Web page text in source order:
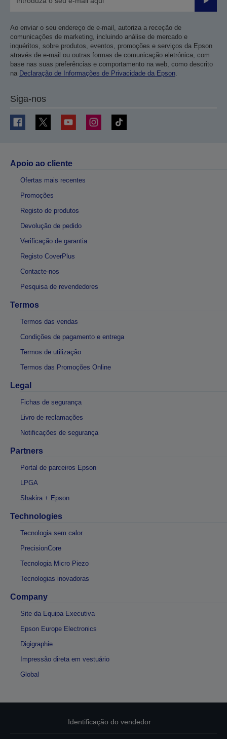
Enviar
Ao enviar o seu endereço de e-mail, autoriza a receção de
comunicações de marketing, incluindo análise de mercado e
inquéritos, sobre produtos, eventos, promoções e serviços da Epson
através de e-mail ou outras formas de comunicação eletrónica, com
base nas suas preferências e comportamento na web, como descrito
na Declaração de Informações de Privacidade da Epson
Siga-nos
Apoio ao cliente
Ofertas mais recentes
Promoções
Registo de produtos
Devolução de pedido
Verificação de garantia
Registo CoverPlus
Contacte-nos
Pesquisa de revendedores
Termos
Termos das vendas
Condições de pagamento e entrega
Termos de utilização
Termos das Promoções Online
Legal
Fichas de segurança
Livro de reclamações
Notificações de segurança
Partners
Portal de parceiros Epson
LPGA
Shakira + Epson
Technologies
Tecnologia sem calor
PrecisionCore
Tecnologia Micro Piezo
Tecnologias inovadoras
Company
Site da Equipa Executiva
Epson Europe Electronics
Digigraphie
Impressão direta em vestuário
Global
Identificação do vendedor